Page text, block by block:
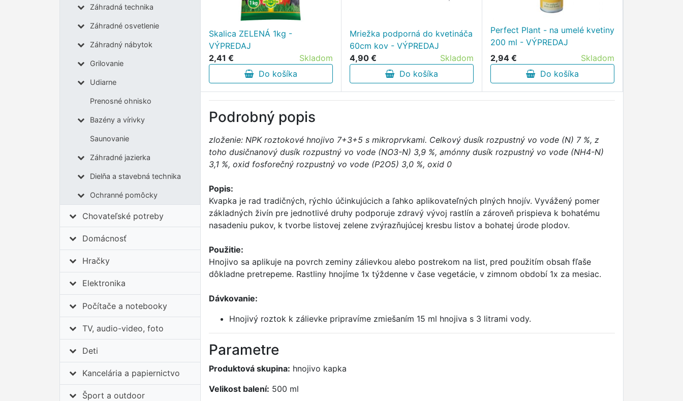
Záhradná technika
Záhradné osvetlenie
Záhradný nábytok
Grilovanie
Udiarne
Prenosné ohnisko
Bazény a vírivky
Saunovanie
Záhradné jazierka
Dielňa a stavebná technika
Ochranné pomôcky
Chovateľské potreby
Domácnosť
Hračky
Elektronika
Počítače a notebooky
TV, audio-video, foto
Deti
Kancelária a papiernictvo
Šport a outdoor
Skalica ZELENÁ 1kg -
VÝPREDAJ
2,41 €
Skladom
Do košíka
Mriežka podporná do kvetináča
60cm kov - VÝPREDAJ
4,90 €
Skladom
Do košíka
Perfect Plant - na umelé kvetiny
200 ml - VÝPREDAJ
2,94 €
Skladom
Do košíka
Podrobný popis
zloženie: NPK roztokové hnojivo 7+3+5 s mikroprvkami. Celkový dusík rozpustný vo vode (N) 7 %, z
toho dusičnanový dusík rozpustný vo vode (NO3-N) 3,9 %, amónny dusík rozpustný vo vode (NH4-N)
3,1 %, oxid fosforečný rozpustný vo vode (P2O5) 3,0 %, oxid 0
Popis:
Kvapka je rad tradičných, rýchlo účinkujúcich a ľahko aplikovateľných plných hnojív. Vyvážený pomer
základných živín pre jednotlivé druhy podporuje zdravý vývoj rastlín a zároveň prispieva k bohatému
nasadeniu pukov, k tvorbe listovej zelene zvýrazňujúcej kresbu listov a bohatej úrode plodov.
Použitie:
Hnojivo sa aplikuje na povrch zeminy zálievkou alebo postrekom na list, pred použitím obsah fľaše
dôkladne pretrepeme. Rastliny hnojíme 1x týždenne v čase vegetácie, v zimnom období 1x za mesiac.
Dávkovanie:
Hnojivý roztok k zálievke pripravíme zmiešaním 15 ml hnojiva s 3 litrami vody.
Parametre
Produktová skupina: hnojivo kapka
Velikost balení: 500 ml